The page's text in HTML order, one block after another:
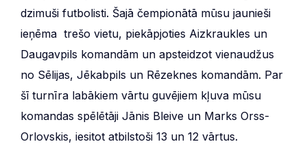
dzimuši futbolisti. Šajā čempionātā mūsu jaunieši
ieņēma trešo vietu, piekāpjoties Aizkraukles un
Daugavpils komandām un apsteidzot vienaudžus
no Sēlijas, Jēkabpils un Rēzeknes komandām. Par
šī turnīra labākiem vārtu guvējiem kļuva mūsu
komandas spēlētāji Jānis Bleive un Marks Orss-
Orlovskis, iesitot atbilstoši 13 un 12 vārtus.